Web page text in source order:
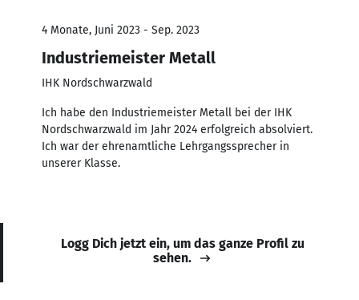
4 Monate, Juni 2023 - Sep. 2023
Industriemeister Metall
IHK Nordschwarzwald
Ich habe den Industriemeister Metall bei der IHK
Nordschwarzwald im Jahr 2024 erfolgreich absolviert.
Ich war der ehrenamtliche Lehrgangssprecher in
unserer Klasse.
Logg Dich jetzt ein, um das ganze Profil zu
sehen.